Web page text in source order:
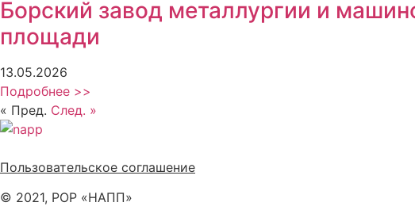
Борский завод металлургии и
площади
13.05.2026
Подробнее >>
« Пред. След. »
Пользовательское соглашение
© 2021, РОР «НАПП»